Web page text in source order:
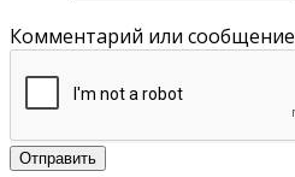
Комментарий или сообщение
Отправить